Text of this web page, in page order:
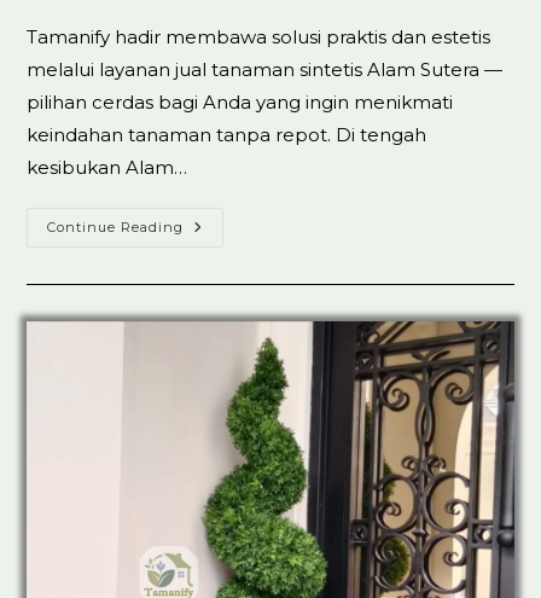
Tamanify hadir membawa solusi praktis dan estetis
melalui layanan jual tanaman sintetis Alam Sutera —
pilihan cerdas bagi Anda yang ingin menikmati
keindahan tanaman tanpa repot. Di tengah
kesibukan Alam…
Continue Reading Jual
Sintetis
Alam